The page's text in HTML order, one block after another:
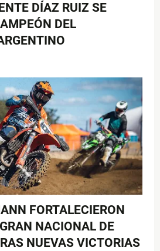
DÍAZ RUIZ SE
DEL
FORTALECIERON
NACIONAL DE
NUEVAS VICTORIAS